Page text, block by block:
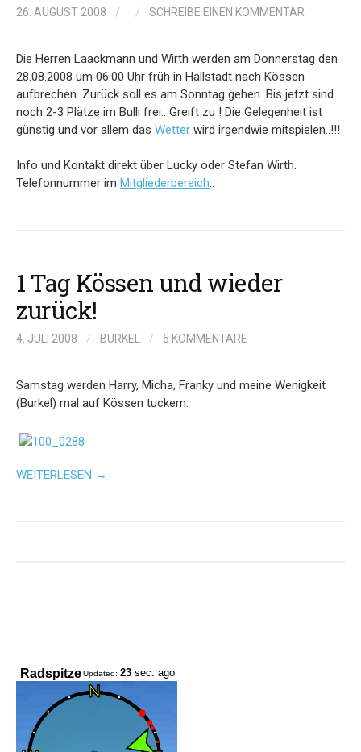
26. AUGUST 2008 / / SCHREIBE EINEN KOMMENTAR
Die Herren Laackmann und Wirth werden am Donnerstag den
28.08.2008 um 06.00 Uhr früh in Hallstadt nach Kössen
aufbrechen. Zurück soll es am Sonntag gehen. Bis jetzt sind
noch 2-3 Plätze im Bulli frei.. Greift zu ! Die Gelegenheit ist
günstig und vor allem das Wetter wird irgendwie mitspielen..!!!
Info und Kontakt direkt über Lucky oder Stefan Wirth.
Telefonnummer im Mitgliederbereich..
1 Tag Kössen und wieder
zurück!
4. JULI 2008 / BURKEL / 5 KOMMENTARE
Samstag werden Harry, Micha, Franky und meine Wenigkeit
(Burkel) mal auf Kössen tuckern.
WEITERLESEN →